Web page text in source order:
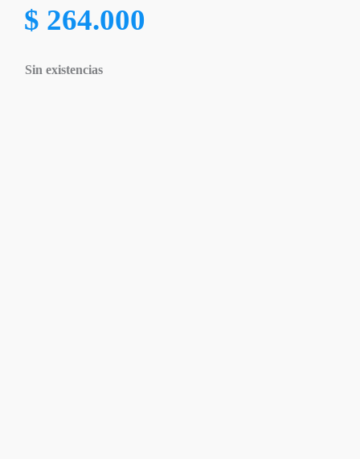
$ 264.000
Sin existencias